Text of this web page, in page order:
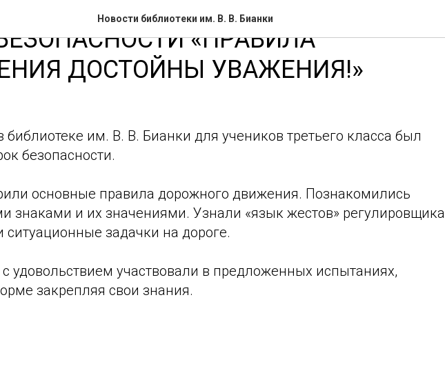
Новости библиотеки им. В. В. Бианки
«ПРАВИЛА
ДОСТОЙНЫ УВАЖЕНИЯ!»
библиотеке им. В. В. Бианки для учеников третьего класса был
безопасности.
основные правила дорожного движения. Познакомились
знаками и их значениями. Узнали «язык жестов» регулировщика
ситуационные задачки на дороге.
удовольствием участвовали в предложенных испытаниях,
закрепляя свои знания.